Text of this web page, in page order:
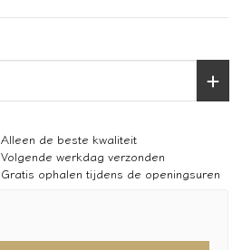
Alleen de beste kwaliteit
Volgende werkdag verzonden
Gratis ophalen tijdens de openingsuren